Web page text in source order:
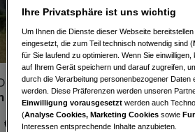
an der Donau
€ 398.000,00
Ihre Privatsphäre ist uns wichtig
Um Ihnen die Dienste dieser Webseite
eingesetzt, die zum Teil technisch notwendig sind (
für Sie laufend zu optimieren. Wenn Sie
auf Ihrem Gerät speichern und darauf zugreifen,
durch die Verarbeitung personenbezogener
werden. Diese Präferenzen werden unseren
Einwilligung vorausgesetzt werden auch
(Analyse Cookies, Marketing Cookies sowie
Interessen entsprechende Inhalte anzubieten.